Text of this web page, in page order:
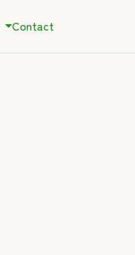
Contact